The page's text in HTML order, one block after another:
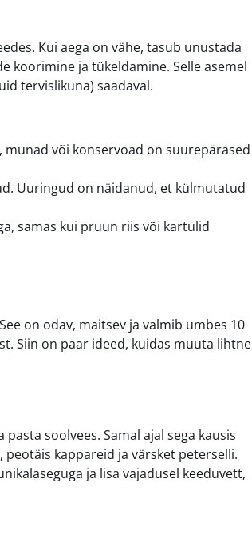
Kui aega on vähe, tasub unustada
koorimine ja tükeldamine. Selle asemel
tervislikuna) saadaval.
munad või konservoad on suurepärased
Uuringud on näidanud, et külmutatud
samas kui pruun riis või kartulid
on odav, maitsev ja valmib umbes 10
Siin on paar ideed, kuidas muuta lihtne
soolvees. Samal ajal sega kausis
kappareid ja värsket peterselli.
ja lisa vajadusel keeduvett,